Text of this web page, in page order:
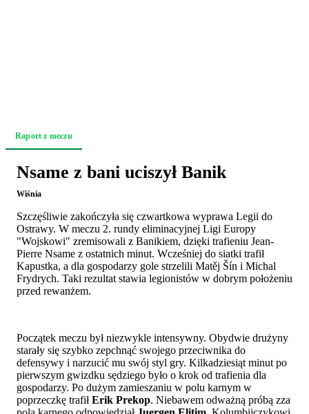
Raport z meczu
Nsame z bani uciszył Banik
Wiśnia
Szczęśliwie zakończyła się czwartkowa wyprawa Legii do
Ostrawy. W meczu 2. rundy eliminacyjnej Ligi Europy
"Wojskowi" zremisowali z Banikiem, dzięki trafieniu Jean-
Pierre Nsame z ostatnich minut. Wcześniej do siatki trafił
Kapustka, a dla gospodarzy gole strzelili Matěj Šín i Michal
Frydrych. Taki rezultat stawia legionistów w dobrym położeniu
przed rewanżem.
Początek meczu był niezwykle intensywny. Obydwie drużyny
starały się szybko zepchnąć swojego przeciwnika do
defensywy i narzucić mu swój styl gry. Kilkadziesiąt minut po
pierwszym gwizdku sędziego było o krok od trafienia dla
gospodarzy. Po dużym zamieszaniu w polu karnym w
poprzeczkę trafiłErik Prekop. Niebawem odważną próbą zza